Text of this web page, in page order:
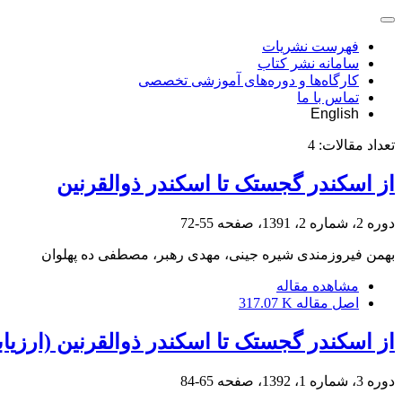
فهرست نشریات
سامانه نشر کتاب
کارگاه‌ها و دوره‌های آموزشی تخصصی
تماس با ما
English
تعداد مقالات: 4
از اسکندر گجستک تا اسکندر ذوالقرنین
دوره 2، شماره 2، 1391، صفحه 55-72
بهمن فیروزمندی شیره جینی، مهدی رهبر، مصطفی ده پهلوان
مشاهده مقاله
اصل مقاله 317.07 K
از اسکندر گجستک تا اسکندر ذوالقرنین
دوره 3، شماره 1، 1392، صفحه 65-84